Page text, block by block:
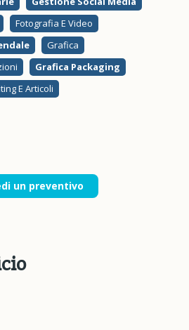
Fotografia E Video
Grafica
Grafica Packaging
E Articoli
un preventivo